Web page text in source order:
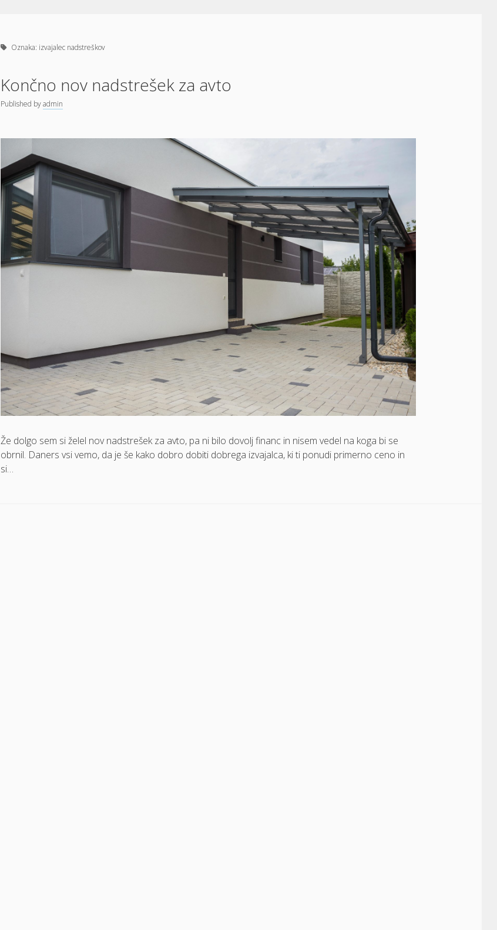
Oznaka: izvajalec nadstreškov
Končno nov nadstrešek za avto
Published byadmin
Že dolgo sem si želel nov nadstrešek za avto, pa ni bilo dovolj financ in nisem vedel na koga bi se
obrnil. Daners vsi vemo, da je še kako dobro dobiti dobrega izvajalca, ki ti ponudi primerno ceno in
si…